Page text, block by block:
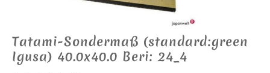
Tatami-Sondermaß (standard:green
Igusa) 40.0x40.0 Beri: 24_4